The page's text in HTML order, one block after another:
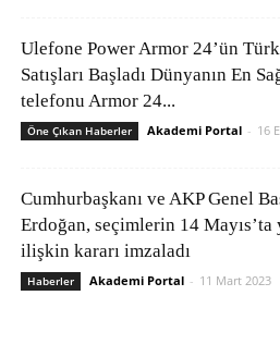
Ulefone Power Armor 24’ün
Satışları Başladı Dünyanın En
telefonu Armor 24...
Öne Çıkan Haberler Akademi Portal - 16
Cumhurbaşkanı ve AKP Genel
Erdoğan, seçimlerin 14 Mayıs’ta
ilişkin kararı imzaladı
Haberler Akademi Portal - 11 Mart 2023